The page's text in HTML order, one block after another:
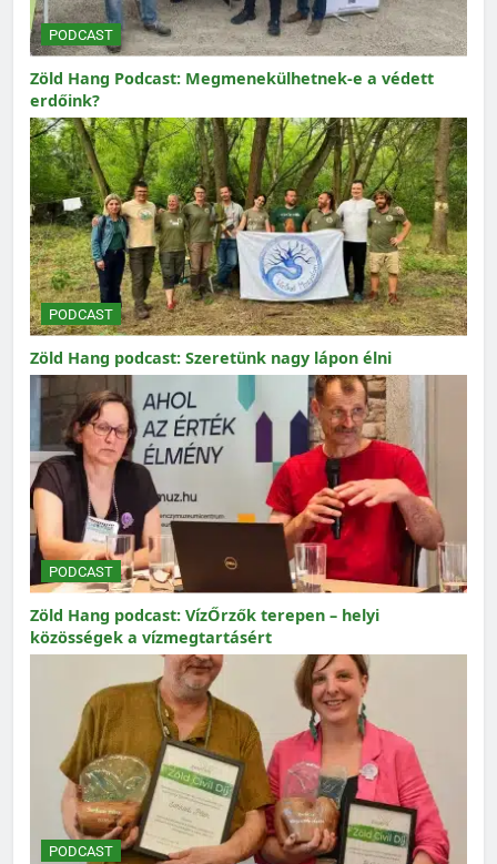
PODCAST
Zöld Hang Podcast: Megmenekülhetnek-e a védett
erdőink?
PODCAST
Zöld Hang podcast: Szeretünk nagy lápon élni
PODCAST
Zöld Hang podcast: VízŐrzők terepen – helyi
közösségek a vízmegtartásért
PODCAST